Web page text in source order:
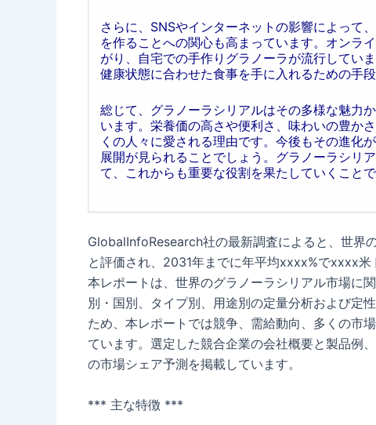
さらに、SNSやインターネットの影響によって
を作ることへの関心も高まっています。オンラ
がり、自宅での手作りグラノーラが流行してい
健康状態に合わせた食事を手に入れるための手段
総じて、グラノーラシリアルはその多様な魅力
います。栄養価の高さや便利さ、味わいの豊か
くの人々に愛される理由です。今後もその進化
展開が見られることでしょう。グラノーラシリ
て、これからも重要な役割を果たしていくことで
GlobalInfoResearch社の最新調査によると、世
と評価され、2031年までに年平均xxxx%でxxxx米
本レポートは、世界のグラノーラシリアル市場に
別・国別、タイプ別、用途別の定量分析および定
ため、本レポートでは競争、需給動向、多くの市
ています。選定した競合企業の会社概要と製品例
の市場シェア予測を掲載しています。
*** 主な特徴 ***